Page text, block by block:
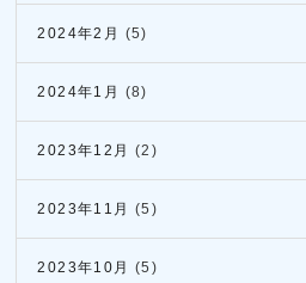
2024年2月 (5)
2024年1月 (8)
2023年12月 (2)
2023年11月 (5)
2023年10月 (5)